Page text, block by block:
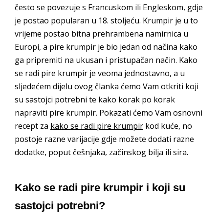
često se povezuje s Francuskom ili Engleskom, gdje
je postao popularan u 18. stoljeću. Krumpir je u to
vrijeme postao bitna prehrambena namirnica u
Europi, a pire krumpir je bio jedan od načina kako
ga pripremiti na ukusan i pristupačan način. Kako
se radi pire krumpir je veoma jednostavno, a u
sljedećem dijelu ovog članka ćemo Vam otkriti koji
su sastojci potrebni te kako korak po korak
napraviti pire krumpir. Pokazati ćemo Vam osnovni
recept za kako se radi pire krumpir kod kuće, no
postoje razne varijacije gdje možete dodati razne
dodatke, poput češnjaka, začinskog bilja ili sira.
Kako se radi pire krumpir i koji su
sastojci potrebni?